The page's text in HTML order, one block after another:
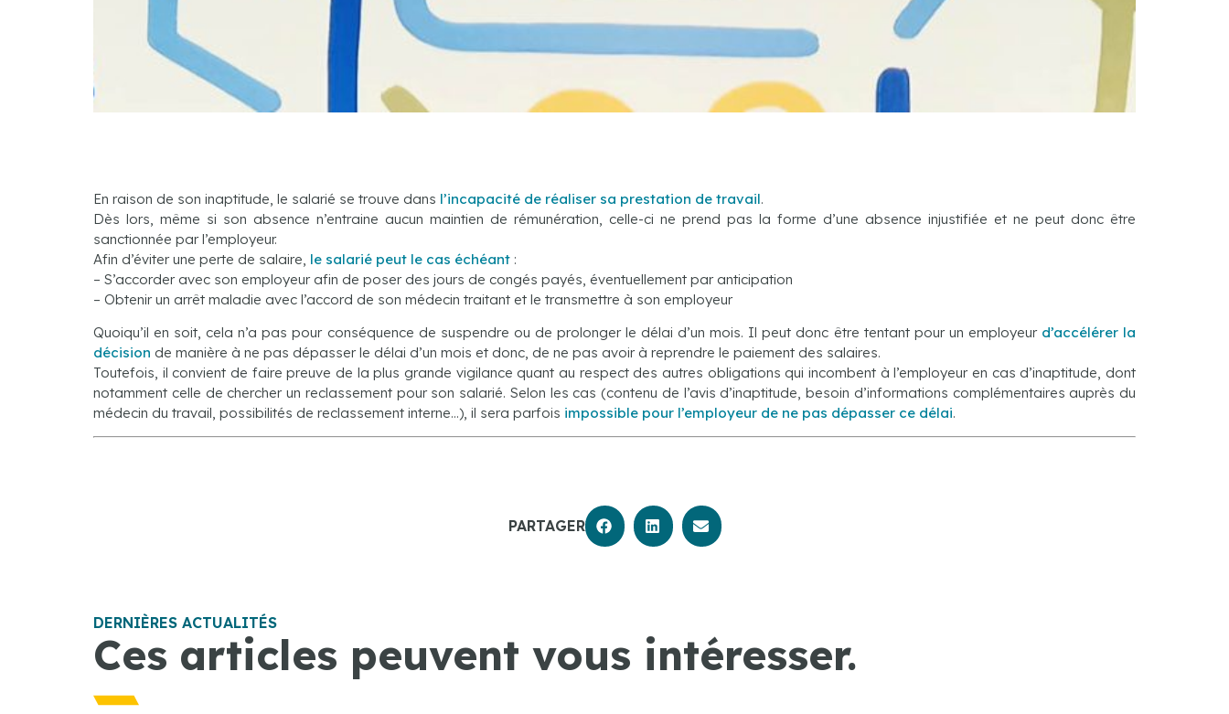
En raison de son inaptitude, le salarié se trouve dans l’incapacité de réaliser sa prestation de travail.
Dès lors, même si son absence n’entraine aucun maintien de rémunération, celle-ci ne prend pas la forme d’une absence injustifiée et ne peut donc être
sanctionnée par l’employeur.
Afin d’éviter une perte de salaire, le salarié peut le cas échéant :
– S’accorder avec son employeur afin de poser des jours de congés payés, éventuellement par anticipation
– Obtenir un arrêt maladie avec l’accord de son médecin traitant et le transmettre à son employeur
Quoiqu’il en soit, cela n’a pas pour conséquence de suspendre ou de prolonger le délai d’un mois. Il peut donc être tentant pour un employeur d’accélérer la
décision de manière à ne pas dépasser le délai d’un mois et donc, de ne pas avoir à reprendre le paiement des salaires.
Toutefois, il convient de faire preuve de la plus grande vigilance quant au respect des autres obligations qui incombent à l’employeur en cas d’inaptitude, dont
notamment celle de chercher un reclassement pour son salarié. Selon les cas (contenu de l’avis d’inaptitude, besoin d’informations complémentaires auprès du
médecin du travail, possibilités de reclassement interne…), il sera parfois impossible pour l’employeur de ne pas dépasser ce délai.
PARTAGER
DERNIÈRES ACTUALITÉS
Ces articles peuvent vous intéresser.